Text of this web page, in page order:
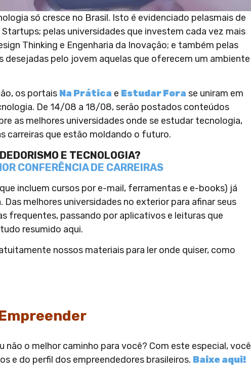
só cresce no Brasil. Isto é evidenciado pelasmais de
pelas universidades que investem cada vez mais
Thinking e Engenharia da Inovação; e também pelas
desejadas pelo jovem aquelas que oferecem um ambiente
os portais Na Prática e Estudar Fora se uniram em
De 14/08 a 18/08, serão postados conteúdos
as melhores universidades onde se estudar tecnologia,
carreiras que estão moldando o futuro.
E TECNOLOGIA?
CONFERÊNCIA DE CARREIRAS
incluem cursos por e-mail, ferramentas e e-books) já
Das melhores universidades no exterior para afinar seus
frequentes, passando por aplicativos e leituras que
resumido aqui.
nossos materiais para ler onde quiser, como
não o melhor caminho para você? Com este especial, você
e do perfil dos empreendedores brasileiros. Baixe aqui!